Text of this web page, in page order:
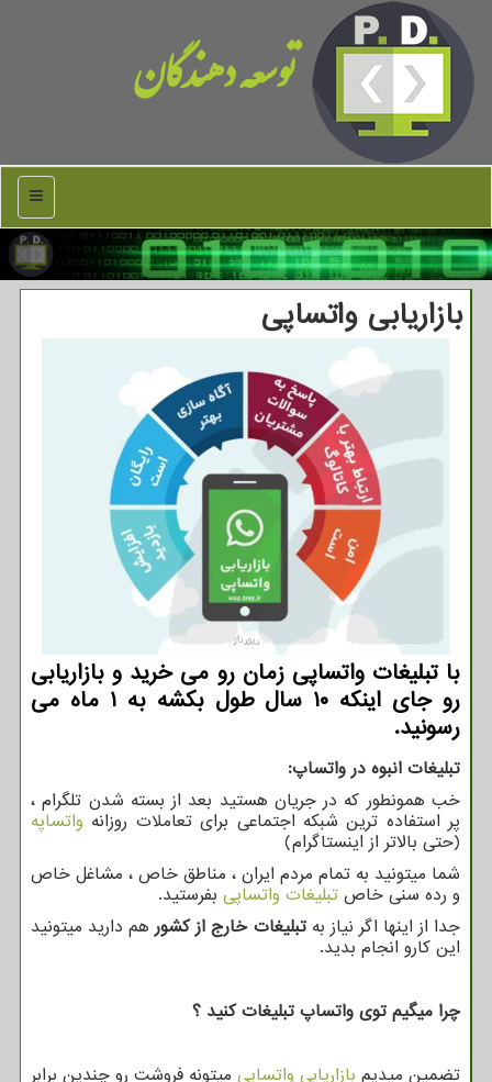
توسعه دهندگان
منو
بازاریابی واتساپی
با تبلیغات واتساپی زمان رو می خرید و بازاریابی
رو جای اینکه ۱۰ سال طول بکشه به ۱ ماه می
رسونید.
تبلیغات انبوه در واتساپ:
خب همونطور که در جریان هستید بعد از بسته شدن تلگرام ،
پر استفاده ترین شبکه اجتماعی برای تعاملات روزانه واتساپه
(حتی بالاتر از اینستاگرام)
شما میتونید به تمام مردم ایران ، مناطق خاص ، مشاغل خاص
و رده سنی خاص تبلیغات واتساپی بفرستید.
جدا از اینها اگر نیاز بهتبلیغات خارج از کشورهم دارید میتونید
این کارو انجام بدید.
چرا میگیم توی واتساپ تبلیغات کنید ؟
تضمین میدیم بازاریابی واتساپی میتونه فروشت رو چندین برابر